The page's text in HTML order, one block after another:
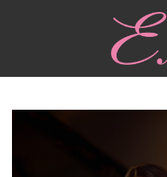
Весільні сукні/